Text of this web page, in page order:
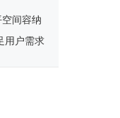
间容纳
用户需求